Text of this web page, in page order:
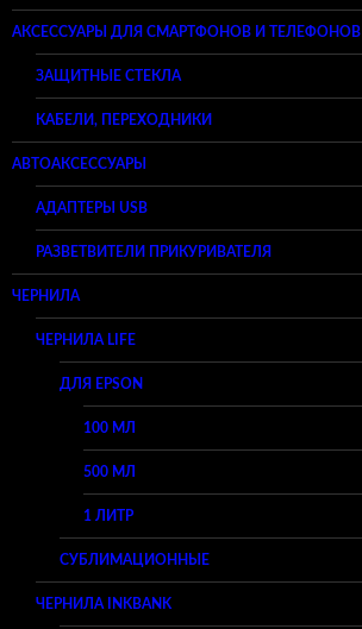
АКСЕССУАРЫ ДЛЯ СМАРТФОНОВ И ТЕЛЕФОНОВ
ЗАЩИТНЫЕ СТЕКЛА
КАБЕЛИ, ПЕРЕХОДНИКИ
АВТОАКСЕССУАРЫ
АДАПТЕРЫ USB
РАЗВЕТВИТЕЛИ ПРИКУРИВАТЕЛЯ
ЧЕРНИЛА
ЧЕРНИЛА LIFE
ДЛЯ EPSON
100 МЛ
500 МЛ
1 ЛИТР
СУБЛИМАЦИОННЫЕ
ЧЕРНИЛА INKBANK